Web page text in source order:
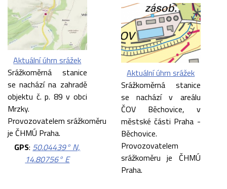
Aktuální úhrn srážek
Srážkoměrná stanice
se nachází na zahradě
objektu č. p. 89 v obci
Mrzky.
Provozovatelem srážkoměru
je ČHMÚ Praha.
GPS: 50.04439° N,
14.80756° E
Aktuální úhrn srážek
Srážkoměrná stanice
se nachází v areálu
ČOV Běchovice, v
městské části Praha -
Běchovice.
Provozovatelem
srážkoměru je ČHMÚ
Praha.